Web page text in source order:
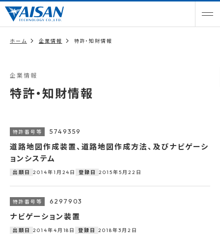
ホーム 企業情報 特許・知財情報
企業情報
特許・知財情報
5749359
道路地図作成装置、道路地図作成方法、及びナビゲーシ
ョンシステム
出願日 2014年1月24日 登録日 2015年5月22日
6297903
ナビゲーション装置
出願日 2014年4月18日 登録日 2018年3月2日